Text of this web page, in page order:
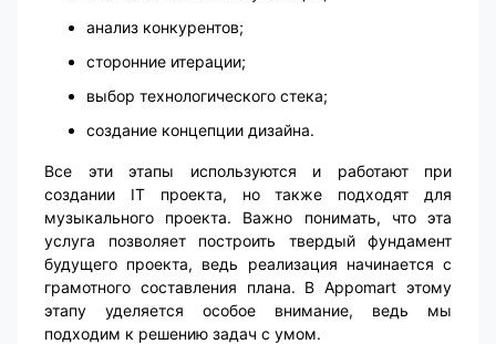
анализ конкурентов;
сторонние итерации;
выбор технологического стека;
создание концепции дизайна.
Все эти этапы используются и работают при
создании IT проекта, но также подходят для
музыкального проекта. Важно понимать, что эта
услуга позволяет построить твердый фундамент
будущего проекта, ведь реализация начинается с
грамотного составления плана. В Appomart этому
этапу уделяется особое внимание, ведь мы
подходим к решению задач с умом.